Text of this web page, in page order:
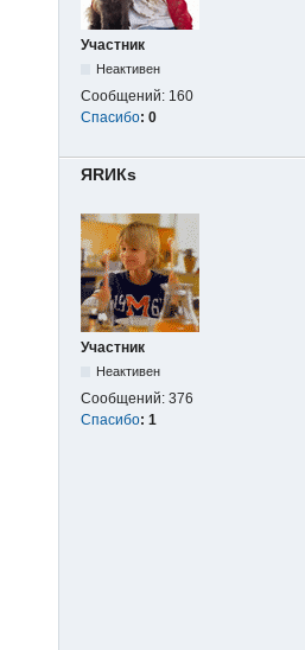
Участник
Неактивен
Сообщений: 160
Спасибо: 0
ЯRИКs
Участник
Неактивен
Сообщений: 376
Спасибо: 1